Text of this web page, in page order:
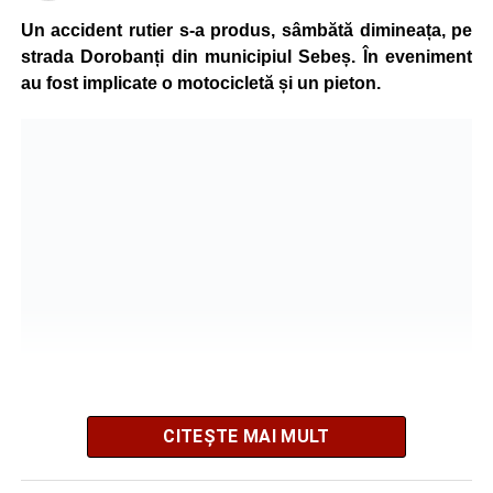
îngrijiri medicale de specialitate.
Motociclistul a fost testat cu aparatul etilotest, rezultatul
Un accident rutier s-a produs, sâmbătă dimineața, pe
strada Dorobanți din municipiul Sebeș. În eveniment
au fost implicate o motocicletă și un pieton.
Potrivit informațiilor transmise de pompieri, o femeie de 66
de ani, din municipiul Sebeș, a fost găsită inconștientă în
CITEȘTE MAI MULT